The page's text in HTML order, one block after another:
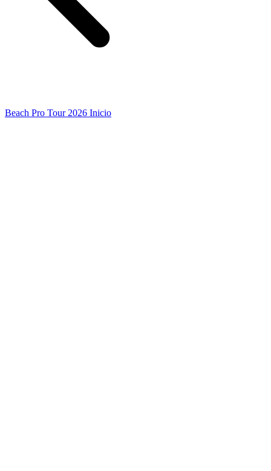
Beach Pro Tour 2026 Inicio